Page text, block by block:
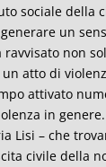
sociale
un
non
atto di
attivato
in genere.
Lisi – che
civile della